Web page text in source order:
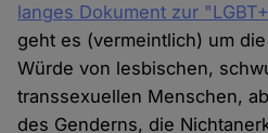
langes Dokument zur
geht es (vermeintlich) um
Würde von lesbischen,
transsexuellen Menschen,
des Genderns, die